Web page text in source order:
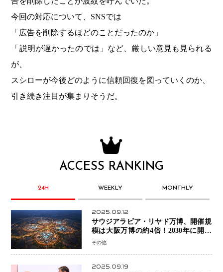
今回の対応について、SNSでは
「広告を削除するほどのことだったのか」
「説明が遅かったのでは」など、厳しい意見も見られる
が、
スシローが今後どのように信頼回復を図っていくのか、
引き続き注目が集まりそうだ。
ACCESS RANKING
24H WEEKLY MONTHLY
2025.09.12
サウジアラビア・リヤド万博、開催規
模は大阪万博の約4倍！2030年に開幕
予定
その他
2025.09.19